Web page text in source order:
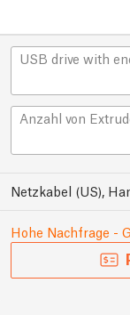
USB drive with
Anzahl von
Netzkabel (US),
Hohe Nachfrage -